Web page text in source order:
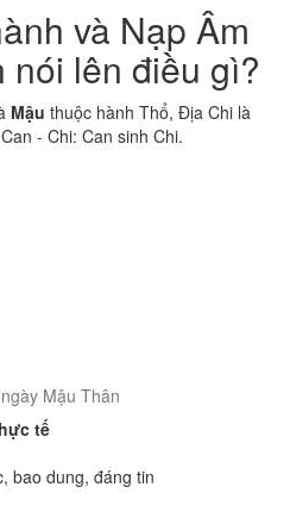
và Nạp Âm
nói lên điều gì?
Mậu thuộc hành Thổ, Địa Chi là
- Chi: Can sinh Chi.
Mậu Thân
tế
bao dung, đáng tin